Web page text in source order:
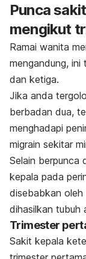
Punca
mengikut
Ramai wanita
mengandung, ini
dan ketiga.
Jika anda
berbadan dua,
menghadapi
migrain sekitar
Selain berpunca
kepala pada
disebabkan oleh
dihasilkan tubuh
Trimester
Sakit kepala